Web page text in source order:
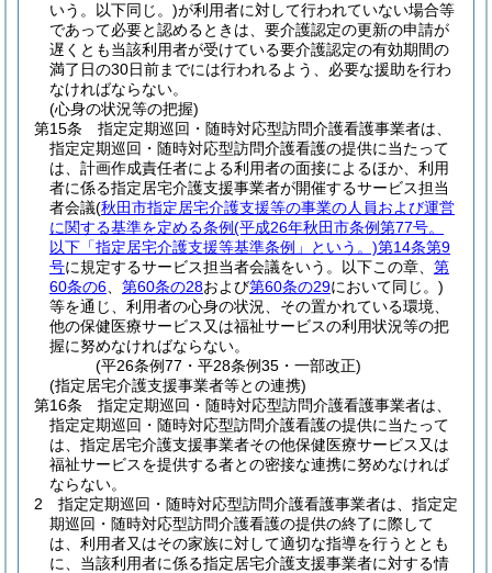
いう。以下同じ。)が利用者に対して行われていない場合等
であって必要と認めるときは、要介護認定の更新の申請が
遅くとも当該利用者が受けている要介護認定の有効期間の
満了日の30日前までには行われるよう、必要な援助を行わ
なければならない。
(心身の状況等の把握)
第15条
指定定期巡回・随時対応型訪問介護看護事業者は、
指定定期巡回・随時対応型訪問介護看護の提供に当たって
は、計画作成責任者による利用者の面接によるほか、利用
者に係る指定居宅介護支援事業者が開催するサービス担当
者会議(秋田市指定居宅介護支援等の事業の人員および運営
に関する基準を定める条例(平成26年秋田市条例第77号。
以下「指定居宅介護支援等基準条例」という。)第14条第9
号に規定するサービス担当者会議をいう。以下この章、 第
60条の6
第60条の28および第60条の29において同じ。)
等を通じ、利用者の心身の状況、その置かれている環境、
他の保健医療サービス又は福祉サービスの利用状況等の把
握に努めなければならない。
(平26条例77・平28条例35・一部改正)
(指定居宅介護支援事業者等との連携)
第16条
指定定期巡回・随時対応型訪問介護看護事業者は、
指定定期巡回・随時対応型訪問介護看護の提供に当たって
は、指定居宅介護支援事業者その他保健医療サービス又は
福祉サービスを提供する者との密接な連携に努めなければ
ならない。
2
指定定期巡回・随時対応型訪問介護看護事業者は、指定定
期巡回・随時対応型訪問介護看護の提供の終了に際して
は、利用者又はその家族に対して適切な指導を行うととも
に、当該利用者に係る指定居宅介護支援事業者に対する情